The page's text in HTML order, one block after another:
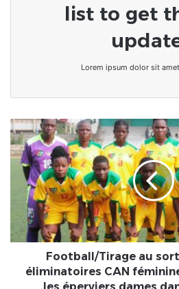
list to get
Lorem ipsum dolor sit
Football/Tirage
au
sort
éliminatoires
CAN
2022
Football/Tirage au sort
éliminatoires CAN